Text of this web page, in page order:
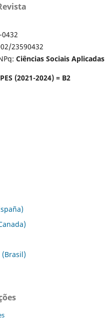
0432
23590432
Ciências Sociais Aplicadas
(2021-2024) = B2